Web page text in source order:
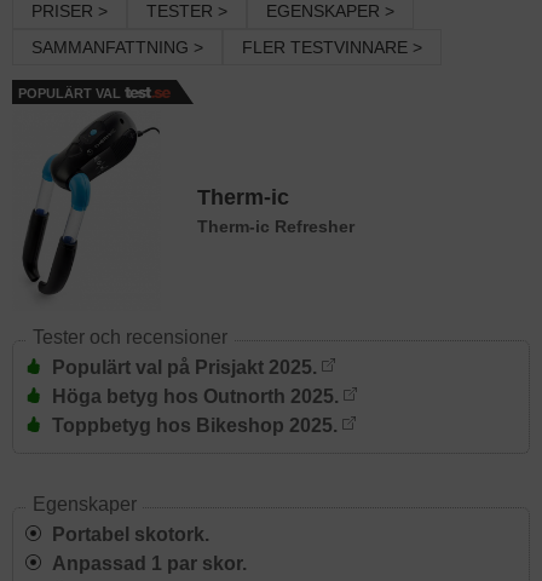
PRISER > TESTER >
EGENSKAPER >
SAMMANFATTNING >
FLER TESTVINNARE >
POPULÄRT VAL
Therm-ic
Therm-ic Refresher
Tester och recensioner
Populärt val på Prisjakt 2025.
Höga betyg hos Outnorth 2025.
Toppbetyg hos Bikeshop 2025.
Egenskaper
Portabel skotork.
Anpassad 1 par skor.